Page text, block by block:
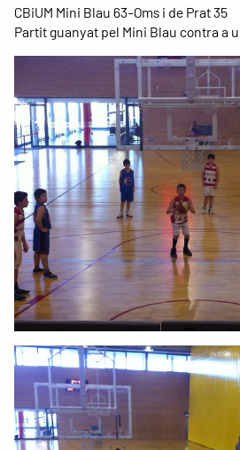
CBiUM Mini Blau 63-Oms i de Prat 35
Partit guanyat pel Mini Blau contra a